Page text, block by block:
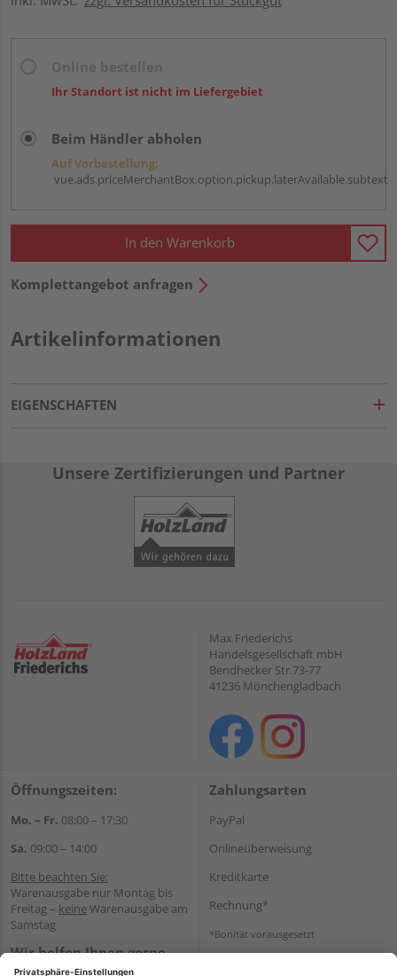
Ihr Standort ist nicht im Liefergebiet
Beim Händler abholen
Auf Vorbestellung:
vue.ads.priceMerchantBox.option.pickup.laterAvailable.subtext
In den Warenkorb
Komplettangebot anfragen
Artikelinformationen
EIGENSCHAFTEN
Unsere Zertifizierungen und Partner
Max Friederichs
Handelsgesellschaft mbH
Bendhecker Str.73-77
41236 Mönchengladbach
Öffnungszeiten:
Mo. – Fr. 08:00 – 17:30
Sa. 09:00 – 14:00
Bitte beachten Sie:
Warenausgabe nur Montag bis
Freitag – keineWarenausgabe am
Samstag
Wir helfen Ihnen gerne
weiter
Zahlungsarten
PayPal
Onlineüberweisung
Kreditkarte
Rechnung*
*Bonität vorausgesetzt